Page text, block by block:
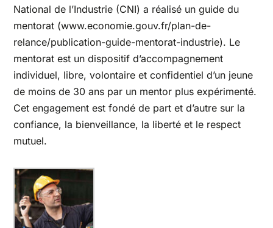
National de l’Industrie (CNI) a réalisé un guide du
mentorat (www.economie.gouv.fr/plan-de-
relance/publication-guide-mentorat-industrie). Le
mentorat est un dispositif d’accompagnement
individuel, libre, volontaire et confidentiel d’un jeune
de moins de 30 ans par un mentor plus expérimenté.
Cet engagement est fondé de part et d’autre sur la
confiance, la bienveillance, la liberté et le respect
mutuel.